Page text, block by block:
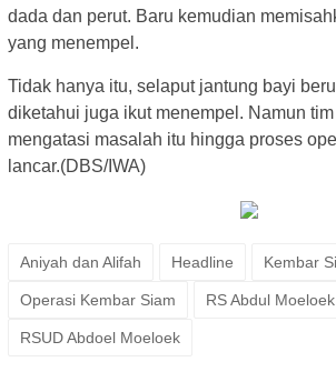
dada dan perut. Baru kemudian
yang menempel.
Tidak hanya itu, selaput jantung bayi
diketahui juga ikut menempel. Namun tim
mengatasi masalah itu hingga proses
lancar.(DBS/IWA)
Aniyah dan Alifah Headline Kembar
Operasi Kembar Siam RS Abdul Moeloek
RSUD Abdoel Moeloek